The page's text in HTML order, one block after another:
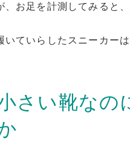
、お足を計測してみると
いていらしたスニーカー
さい靴なの